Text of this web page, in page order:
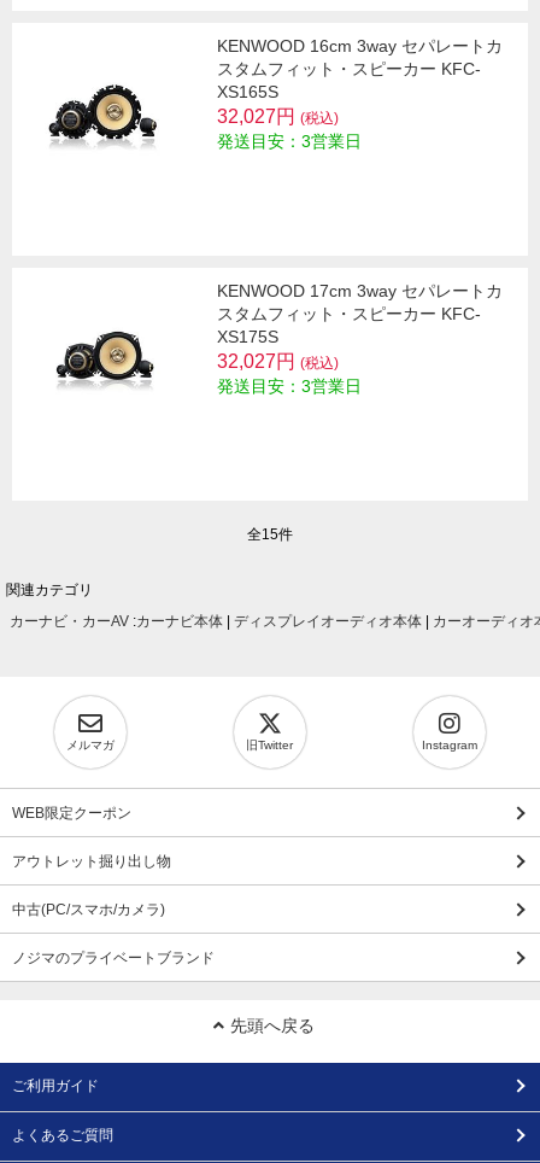
KENWOOD 16cm 3way セパレートカ
スタムフィット・スピーカー KFC-
XS165S
32,027円 (税込)
発送目安：3営業日
KENWOOD 17cm 3way セパレートカ
スタムフィット・スピーカー KFC-
XS175S
32,027円 (税込)
発送目安：3営業日
全15件
関連カテゴリ
カーナビ・カーAV :カーナビ本体 ディスプレイオーディオ本体 カーオーディオ
メルマガ 旧Twitter Instagram
WEB限定クーポン
アウトレット掘り出し物
中古(PC/スマホ/カメラ)
ノジマのプライベートブランド
先頭へ戻る
ご利用ガイド
よくあるご質問